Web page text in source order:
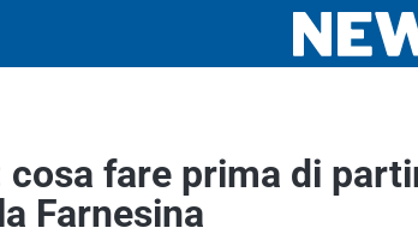
fare prima di
Farnesina